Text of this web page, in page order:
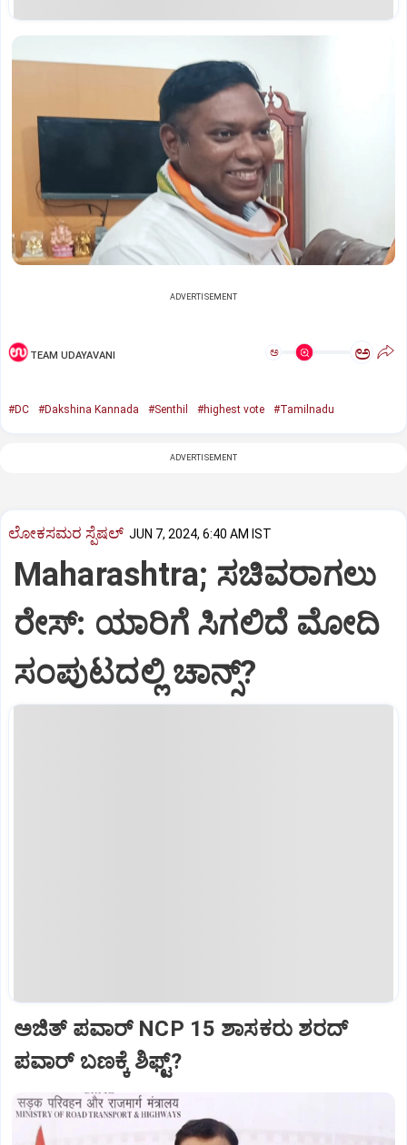
ADVERTISEMENT
TEAM UDAYAVANI ಅ ಅ
#DC #Dakshina Kannada #Senthil #highest vote #Tamilnadu
ADVERTISEMENT
ಲೋಕಸಮರ ಸ್ಪೆಷಲ್‌ JUN 7, 2024, 6:40 AM IST
Maharashtra; ಸಚಿವರಾಗಲು
ರೇಸ್‌: ಯಾರಿಗೆ ಸಿಗಲಿದೆ ಮೋದಿ
ಸಂಪುಟದಲ್ಲಿ ಚಾನ್ಸ್‌?
ಅಜಿತ್‌ ಪವಾರ್‌ NCP 15 ಶಾಸಕರು ಶರದ್‌
ಪವಾರ್‌ ಬಣಕ್ಕೆ ಶಿಫ್ಟ್?